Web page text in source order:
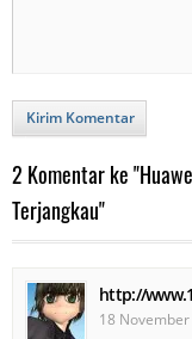
Kirim Komentar
2 Komentar ke
Terjangkau"
http://
18